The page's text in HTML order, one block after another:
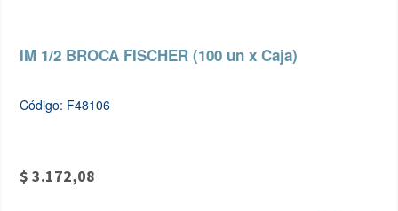
IM 1/2 BROCA FISCHER (100 un x Caja)
Código: F48106
$ 3.172,08